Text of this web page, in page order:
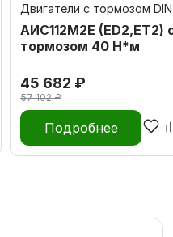
Двигатели с тормозом DIN
АИС112М2Е (ED2,ET2)
тормозом 40 Н*м
45 682 ₽
57 102 ₽
Подробнее